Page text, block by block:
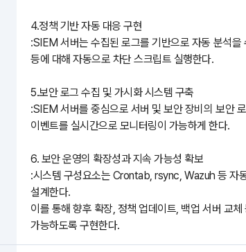
4.정책 기반 자동 대응 구현
:SIEM 서버는 수집된 로그를 기반으로 자동 분석
등에 대해 자동으로 차단 스크립트 실행한다.
5.보안 로그 수집 및 가시화 시스템 구축
:SIEM 서버를 중심으로 서버 및 보안 장비의 보안
이벤트를 실시간으로 모니터링이 가능하게 한다.
6. 보안 운영의 확장성과 지속 가능성 확보
:시스템 구성요소는 Crontab, rsync, Wazuh 등 자
설계한다.
이를 통해 향후 확장, 정책 업데이트, 백업 서버 교
가능하도록 구현한다.